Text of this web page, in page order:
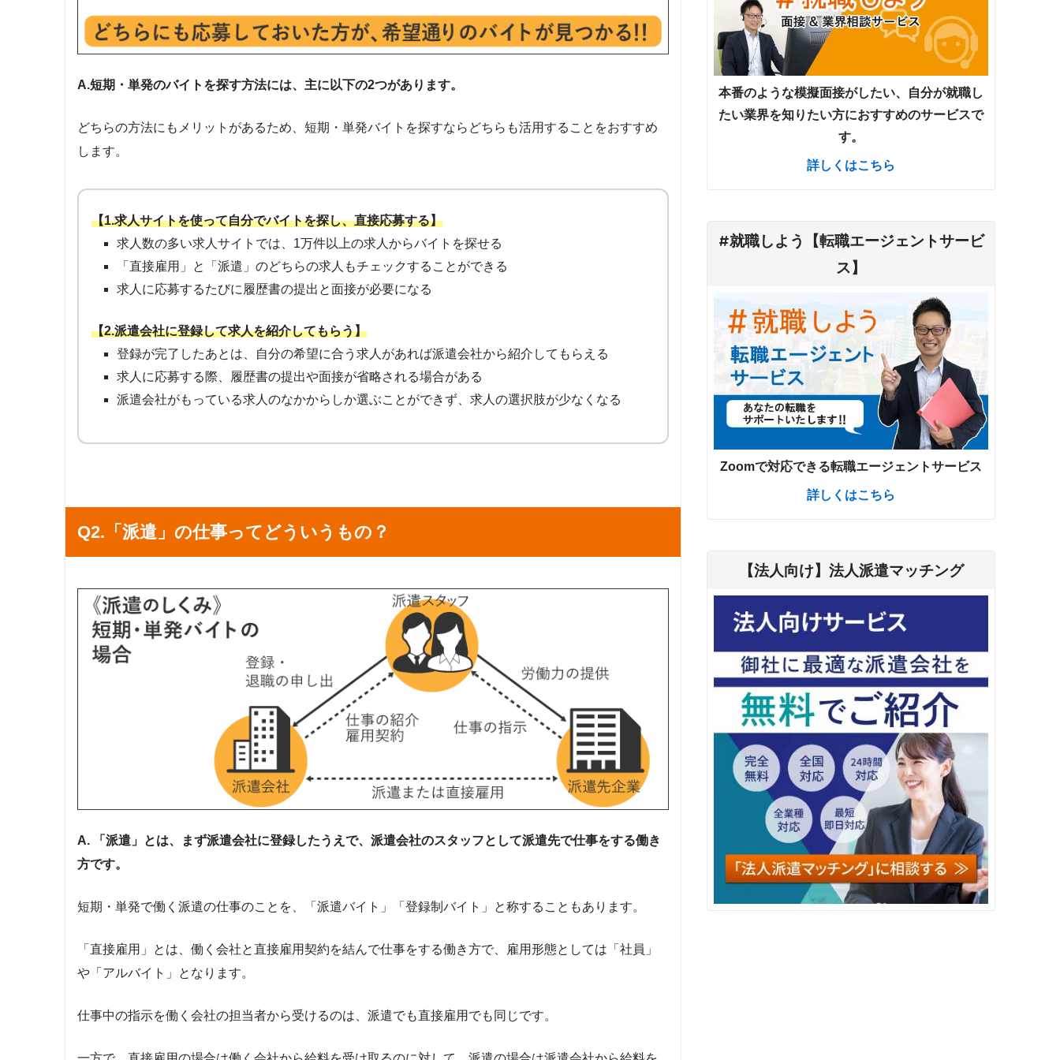
A.短期・単発のバイトを探す方法には、主に以下の2つがあります。
どちらの方法にもメリットがあるため、短期・単発バイトを探すならどちらも活用することをおすすめ
します。
【1.求人サイトを使って自分でバイトを探し、直接応募する】
求人数の多い求人サイトでは、1万件以上の求人からバイトを探せる
「直接雇用」と「派遣」のどちらの求人もチェックすることができる
求人に応募するたびに履歴書の提出と面接が必要になる
【2.派遣会社に登録して求人を紹介してもらう】
登録が完了したあとは、自分の希望に合う求人があれば派遣会社から紹介してもらえる
求人に応募する際、履歴書の提出や面接が省略される場合がある
派遣会社がもっている求人のなかからしか選ぶことができず、求人の選択肢が少なくなる
Q2.「派遣」の仕事ってどういうもの？
A. 「派遣」とは、まず派遣会社に登録したうえで、派遣会社のスタッフとして派遣先で仕事をする働き
方です。
短期・単発で働く派遣の仕事のことを、「派遣バイト」「登録制バイト」と称することもあります。
「直接雇用」とは、働く会社と直接雇用契約を結んで仕事をする働き方で、雇用形態としては「社員」
や「アルバイト」となります。
仕事中の指示を働く会社の担当者から受けるのは、派遣でも直接雇用でも同じです。
本番のような模擬面接がしたい、自分が就職し
たい業界を知りたい方におすすめのサービスで
す。
詳しくはこちら
#就職しよう【転職エージェントサービ
ス】
Zoomで対応できる転職エージェントサービス
詳しくはこちら
【法人向け】法人派遣マッチング